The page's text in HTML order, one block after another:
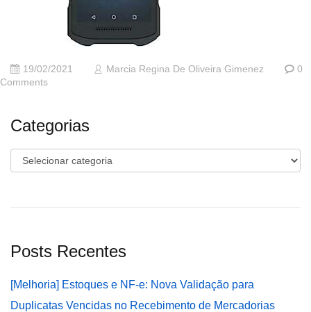
19/02/2021 Marcia Regina De Oliveira Gimenez
0
Comments
Categorias
Categorias
Posts Recentes
[Melhoria] Estoques e NF-e: Nova Validação para
Duplicatas Vencidas no Recebimento de Mercadorias